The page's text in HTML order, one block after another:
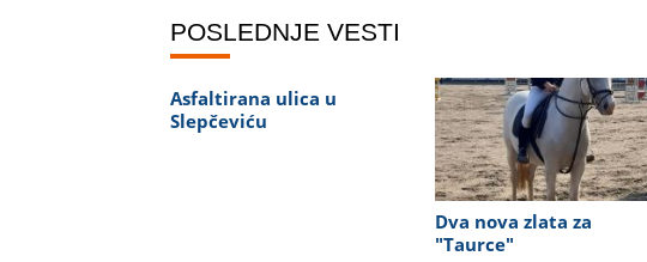
POSLEDNJE VESTI
Asfaltirana ulica u
Slepčeviću
Dva nova zlata za
"Taurce"